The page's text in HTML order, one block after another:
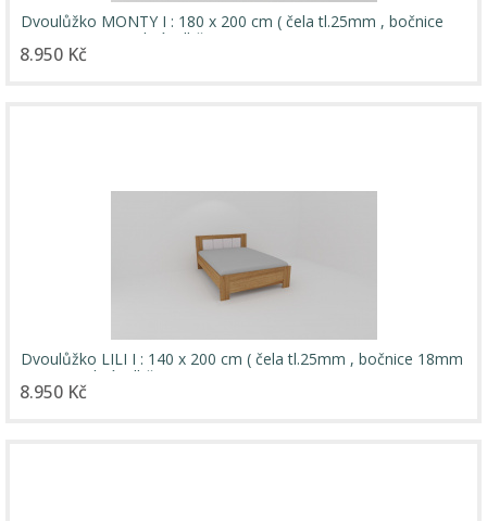
Dvoulůžko MONTY I : 180 x 200 cm ( čela tl.25mm , bočnice
18mm ) - jen osobní odběr
8.950 Kč
Dvoulůžko LILI I : 140 x 200 cm ( čela tl.25mm , bočnice 18mm
) - jen osobní odběr
8.950 Kč